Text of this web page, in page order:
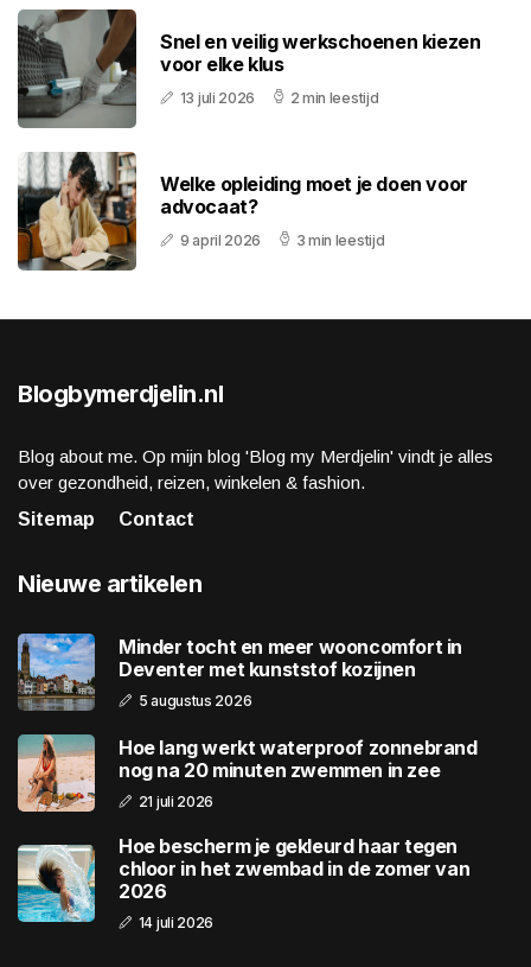
Snel en veilig werkschoenen kiezen
voor elke klus
13 juli 2026 2 min leestijd
Welke opleiding moet je doen voor
advocaat?
9 april 2026 3 min leestijd
Blogbymerdjelin.nl
Blog about me. Op mijn blog 'Blog my Merdjelin' vindt je alles
over gezondheid, reizen, winkelen & fashion.
Sitemap
Contact
Nieuwe artikelen
Minder tocht en meer wooncomfort in
Deventer met kunststof kozijnen
5 augustus 2026
Hoe lang werkt waterproof zonnebrand
nog na 20 minuten zwemmen in zee
21 juli 2026
Hoe bescherm je gekleurd haar tegen
chloor in het zwembad in de zomer van
2026
14 juli 2026